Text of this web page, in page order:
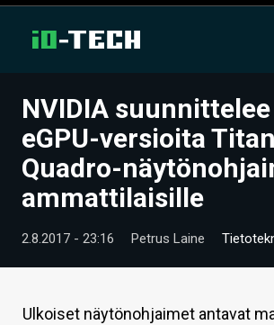
UUTISET
ARTIKKELIT
VIDEOT
TECHBBS
HINTA.FI
NVIDIA
eGPU-versioita
Quadro-
ammattilaisille
2.8.2017 - 23:16 Petrus Laine
Ulkoiset näytönohjaimet antavat